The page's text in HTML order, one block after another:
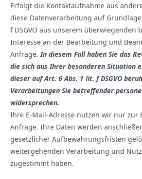
Erfolgt die Kontaktaufnahme aus
diese Datenverarbeitung auf
f DSGVO aus unserem überwiegenden
Interesse an der Bearbeitung und
Anfrage. In diesem Fall haben Sie das
die sich aus Ihrer besonderen Situation
dieser auf Art. 6 Abs. 1 lit. f DSGVO
Verarbeitungen Sie betreffender
widersprechen.
Ihre E-Mail-Adresse nutzen wir nur zur
Anfrage. Ihre Daten werden
gesetzlicher Aufbewahrungsfristen
weitergehenden Verarbeitung und
zugestimmt haben.